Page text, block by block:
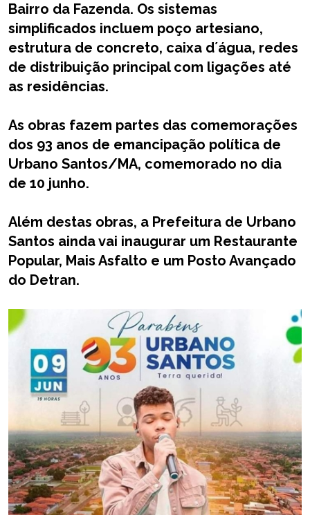
Bairro da Fazenda. Os sistemas
simplificados incluem poço artesiano,
estrutura de concreto, caixa d´água, redes
de distribuição principal com ligações até
as residências.
As obras fazem partes das comemorações
dos 93 anos de emancipação política de
Urbano Santos/MA, comemorado no dia
de 10 junho.
Além destas obras, a Prefeitura de Urbano
Santos ainda vai inaugurar um Restaurante
Popular, Mais Asfalto e um Posto Avançado
do Detran.